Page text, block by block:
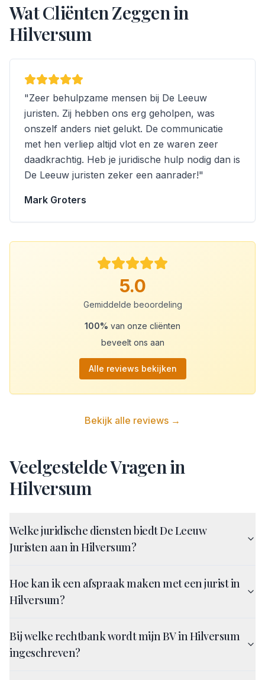
Wat Cliënten Zeggen in
Hilversum
"Zeer behulpzame mensen bij De Leeuw
juristen. Zij hebben ons erg geholpen, was
onszelf anders niet gelukt. De communicatie
met hen verliep altijd vlot en ze waren zeer
daadkrachtig. Heb je juridische hulp nodig dan is
De Leeuw juristen zeker een aanrader!"
Mark Groters
5.0
Gemiddelde beoordeling
100% van onze cliënten
beveelt ons aan
Alle reviews bekijken
Bekijk alle reviews →
Veelgestelde Vragen in
Hilversum
Welke juridische diensten biedt De Leeuw
Juristen aan in Hilversum?
Hoe kan ik een afspraak maken met een jurist in
Hilversum?
Bij welke rechtbank wordt mijn BV in Hilversum
ingeschreven?